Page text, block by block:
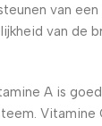
van
van de
A is
Vitamine